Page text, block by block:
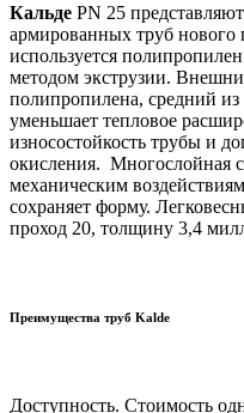
Кальде PN 25
армированных труб нового
используется
методом экструзии.
полипропилена, средний
уменьшает тепловое
износостойкость трубы и
окисления. Многослойная
механическим
сохраняет форму.
проход 20, толщину 3,4
Преимущества труб Kalde
Доступность. Стоимость